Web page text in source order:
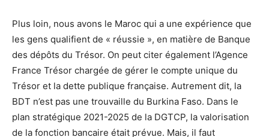
Plus loin, nous avons le Maroc qui a une expérience que
les gens qualifient de « réussie », en matière de Banque
des dépôts du Trésor. On peut citer également l’Agence
France Trésor chargée de gérer le compte unique du
Trésor et la dette publique française. Autrement dit, la
BDT n’est pas une trouvaille du Burkina Faso. Dans le
plan stratégique 2021-2025 de la DGTCP, la valorisation
de la fonction bancaire était prévue. Mais, il faut